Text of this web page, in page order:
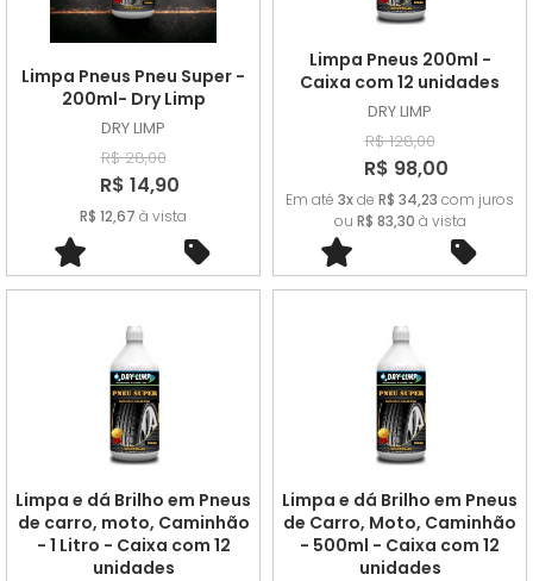
Limpa Pneus Pneu Super -
200ml- Dry Limp
DRY LIMP
R$ 28,00
R$ 14,90
R$ 12,67 à vista
Limpa Pneus 200ml -
Caixa com 12 unidades
DRY LIMP
R$ 128,00
R$ 98,00
Em até 3xde R$ 34,23 com juros
ou R$ 83,30 à vista
Limpa e dá Brilho em Pneus
de carro, moto, Caminhão
- 1 Litro - Caixa com 12
unidades
Limpa e dá Brilho em Pneus
de Carro, Moto, Caminhão
- 500ml - Caixa com 12
unidades